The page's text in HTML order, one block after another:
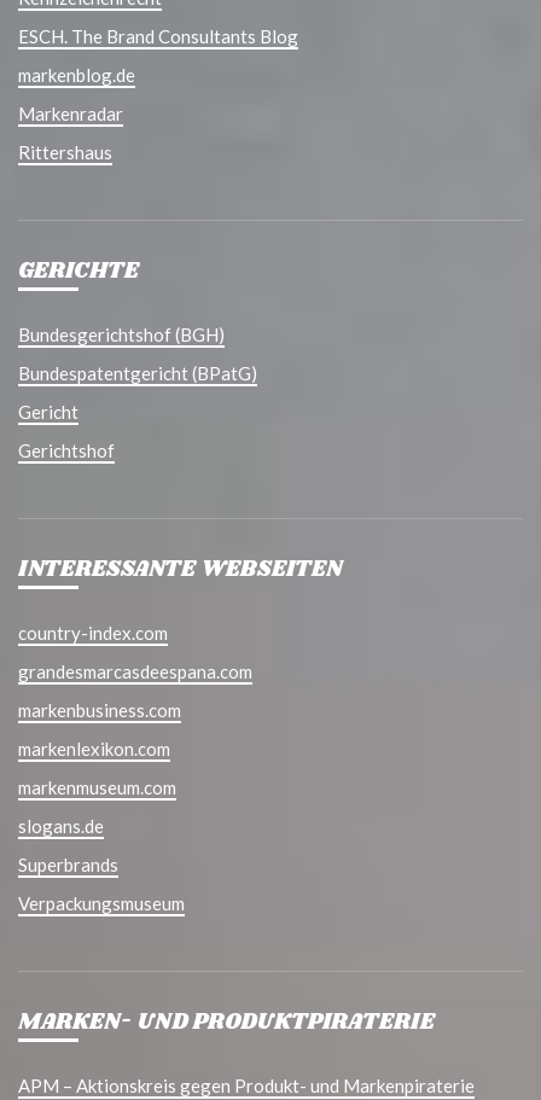
ESCH. The Brand Consultants Blog
markenblog.de
Markenradar
Rittershaus
GERICHTE
Bundesgerichtshof (BGH)
Bundespatentgericht (BPatG)
Gericht
Gerichtshof
INTERESSANTE WEBSEITEN
country-index.com
grandesmarcasdeespana.com
markenbusiness.com
markenlexikon.com
markenmuseum.com
slogans.de
Superbrands
Verpackungsmuseum
MARKEN- UND PRODUKTPIRATERIE
APM – Aktionskreis gegen Produkt- und Markenpiraterie